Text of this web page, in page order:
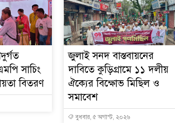
সাচিং
বিতরণ
জুলাই সনদ বাস্তবায়নের
দাবিতে কুড়িগ্রামে ১১ দলীয়
ঐক্যের বিক্ষোভ মিছিল ও
সমাবেশ
বুধবার, ৫ অগাস্ট, ২০২৬